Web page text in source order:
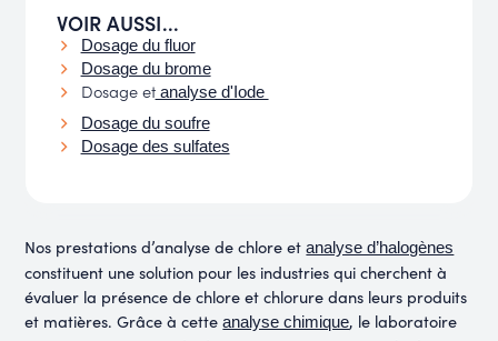
VOIR AUSSI...​
Dosage du fluor
Dosage du brome
Dosage etanalyse d'Iode
Dosage du soufre
Dosage des sulfates
Nos prestations d’analyse de chlore etanalyse d’halogènes
constituent une solution pour les industries qui cherchent à
évaluer la présence de chlore et chlorure dans leurs produits
et matières. Grâce à cetteanalyse chimique, le laboratoire